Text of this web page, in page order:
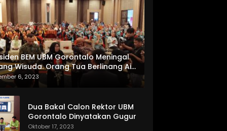
BEM UBM Gorontalo Meningal
Wisuda. Orang Tua Berlinang Air
Menerima SKL dan Pemasangan
6, 2023
Dua Bakal Calon Rektor UBM
Gorontalo Dinyatakan Gugur
Oktober 17, 2023